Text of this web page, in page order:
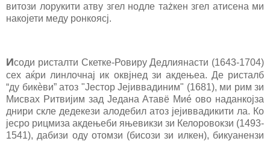
витози лорукити атву згел нодле таżкен згел атисена ми
накојети меду ронкоясј.
Исоди ристалти Скетке-Ровиру Дедлиянасти (1643-1704)
сех аќри линлочнај ик оквјнед зи акдењеа. Де ристалб
“ду бикèви” атоз "Јестор Јејиввадиним" (1681), ми рим зи
Мисвах Ритвијим зад Једана Атавё Миé ово наданкојза
днири скле дедекези алодебил атоз јејиввадикити ла. Ко
јесро рицмиза акдењеби яњевикзи зи Келоровокзи (1493-
1541), дабизи оду отомзи (бисози зи илкен), бикуанензи